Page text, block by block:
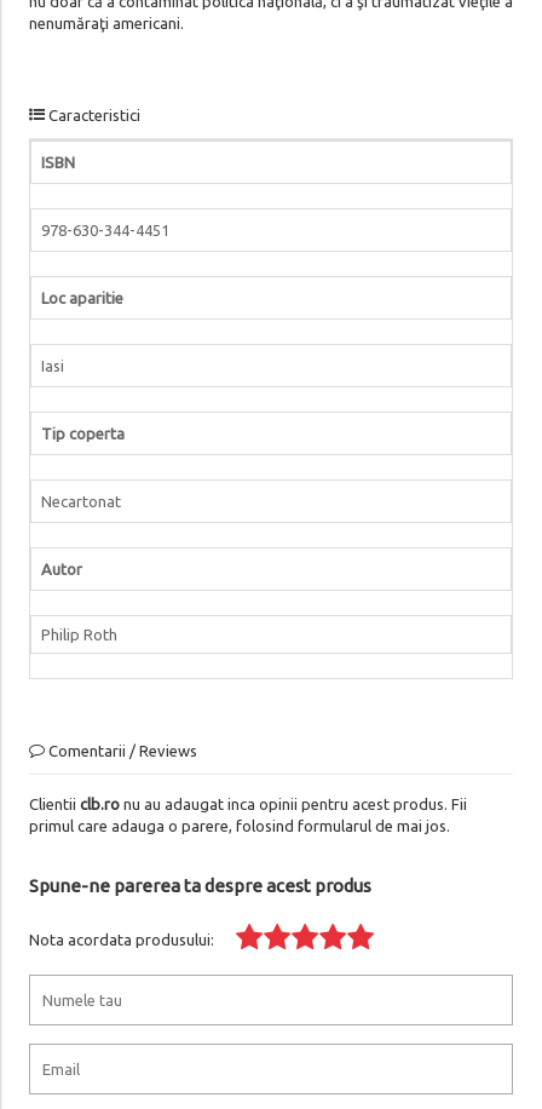
nenumăraţi americani.
Caracteristici
ISBN
978-630-344-4451
Loc aparitie
Iasi
Tip coperta
Necartonat
Autor
Philip Roth
Comentarii / Reviews
Clientii clb.ronu au adaugat inca opinii pentru acest produs. Fii
primul care adauga o parere, folosind formularul de mai jos.
Spune-ne parerea ta despre acest produs
Nota acordata produsului: